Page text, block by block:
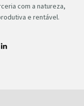
com a natureza,
e rentável.